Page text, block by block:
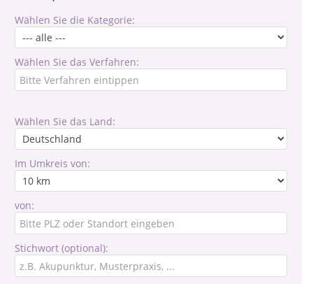
Wählen Sie die Kategorie:
Wählen Sie das Verfahren:
Wählen Sie das Land:
Im Umkreis von:
von:
Stichwort (optional):